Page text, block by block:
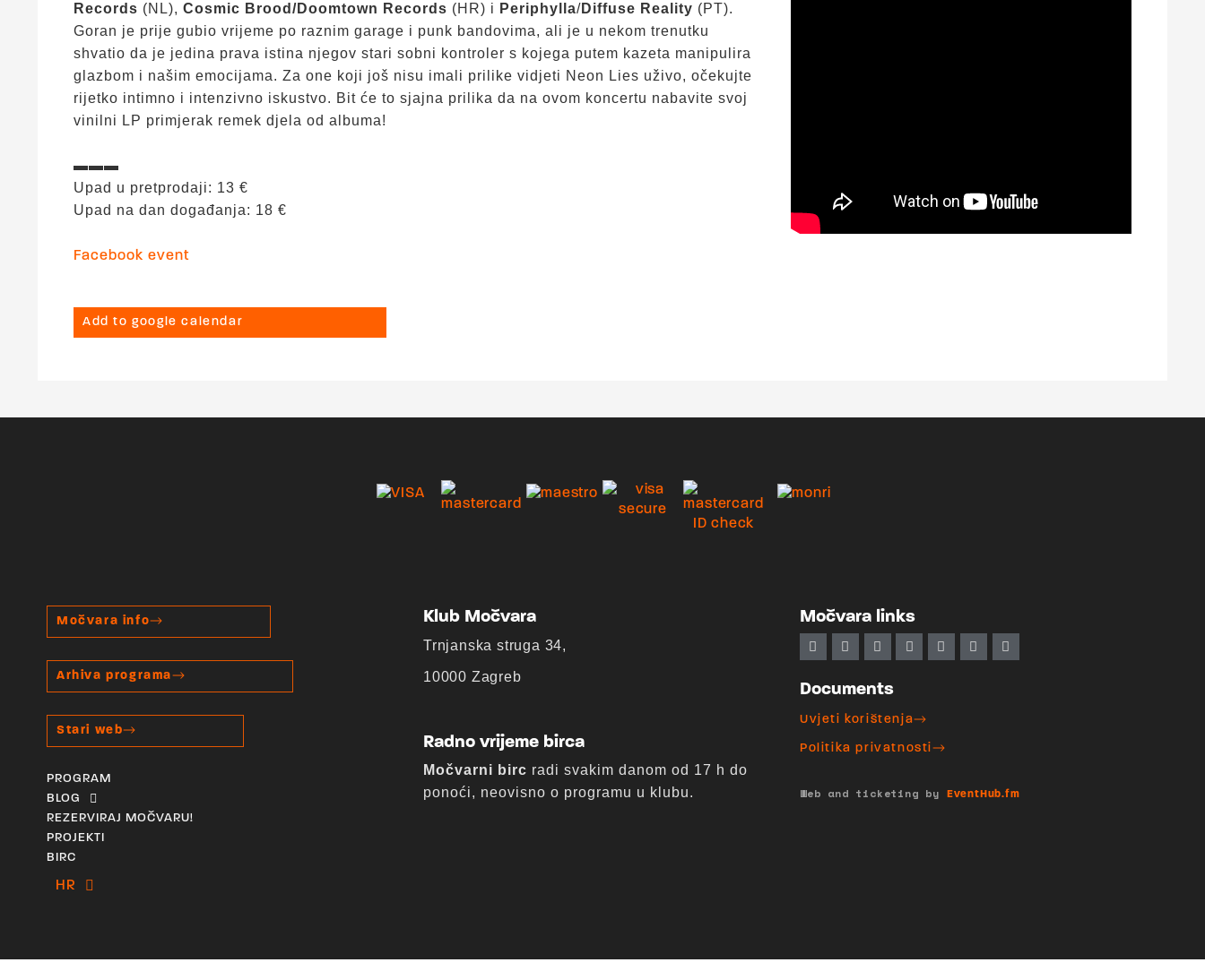
Records (NL), Cosmic Brood/Doomtown Records (HR) i Periphylla/Diffuse Reality (PT).
Goran je prije gubio vrijeme po raznim garage i punk bandovima, ali je u nekom trenutku
shvatio da je jedina prava istina njegov stari sobni kontroler s kojega putem kazeta manipulira
glazbom i našim emocijama. Za one koji još nisu imali prilike vidjeti Neon Lies uživo, očekujte
rijetko intimno i intenzivno iskustvo. Bit će to sjajna prilika da na ovom koncertu nabavite svoj
vinilni LP primjerak remek djela od albuma!
▬▬▬
Upad u pretprodaji: 13 €
Upad na dan događanja: 18 €
Facebook event
Add to google calendar
Močvara info
Arhiva programa
Stari web
PROGRAM
BLOG
REZERVIRAJ MOČVARU!
PROJEKTI
BIRC
HR
EN
Klub Močvara
Trnjanska struga 34,
10000 Zagreb
Radno vrijeme birca
Močvarni birc radi svakim danom od 17 h do
ponoći, neovisno o programu u klubu.
Močvara links
Documents
Uvjeti korištenja
Politika privatnosti
Web and ticketing by EventHub.fm